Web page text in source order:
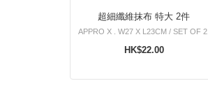
超細纖維抹布 特大 2件
APPRO X . W27 X L23CM / SET OF 2.
HK$22.00